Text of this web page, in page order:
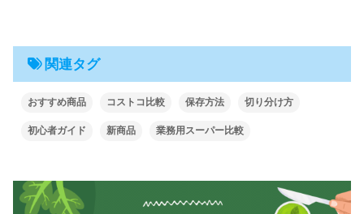
関連タグ
おすすめ商品 コストコ比較 保存方法 切り分け方
初心者ガイド 新商品 業務用スーパー比較